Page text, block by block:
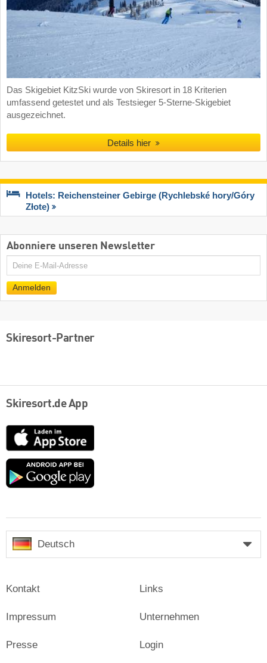
Das Skigebiet KitzSki wurde von Skiresort in 18 Kriterien
umfassend getestet und als Testsieger 5-Sterne-Skigebiet
ausgezeichnet.
Details hier
Hotels: Reichensteiner Gebirge (Rychlebské hory/​Góry
Złote)
Abonniere unseren Newsletter
E-
Anmelden
Skiresort-Partner
Skiresort.de App
App
Store
Google
Deutsch
Kontakt
Impressum
Presse
Links
Unternehmen
Login